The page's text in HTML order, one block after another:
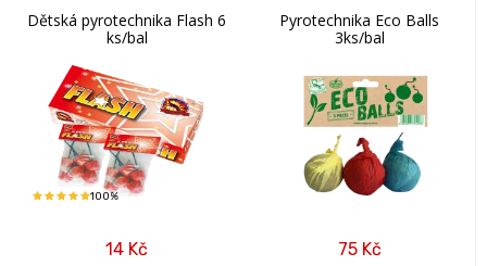
Dětská pyrotechnika Flash 6
ks/bal
100%
14 Kč
Pyrotechnika Eco Balls
3ks/bal
75 Kč